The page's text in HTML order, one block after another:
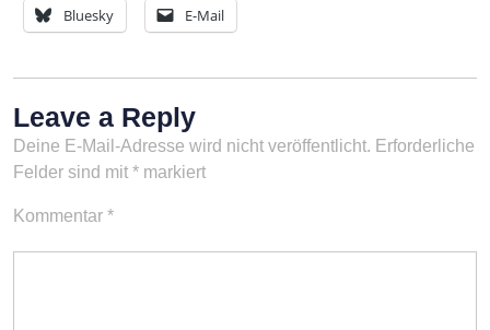
Bluesky E-Mail
Leave a Reply
Deine E-Mail-Adresse wird nicht veröffentlicht. Erforderliche
Felder sind mit * markiert
Kommentar *